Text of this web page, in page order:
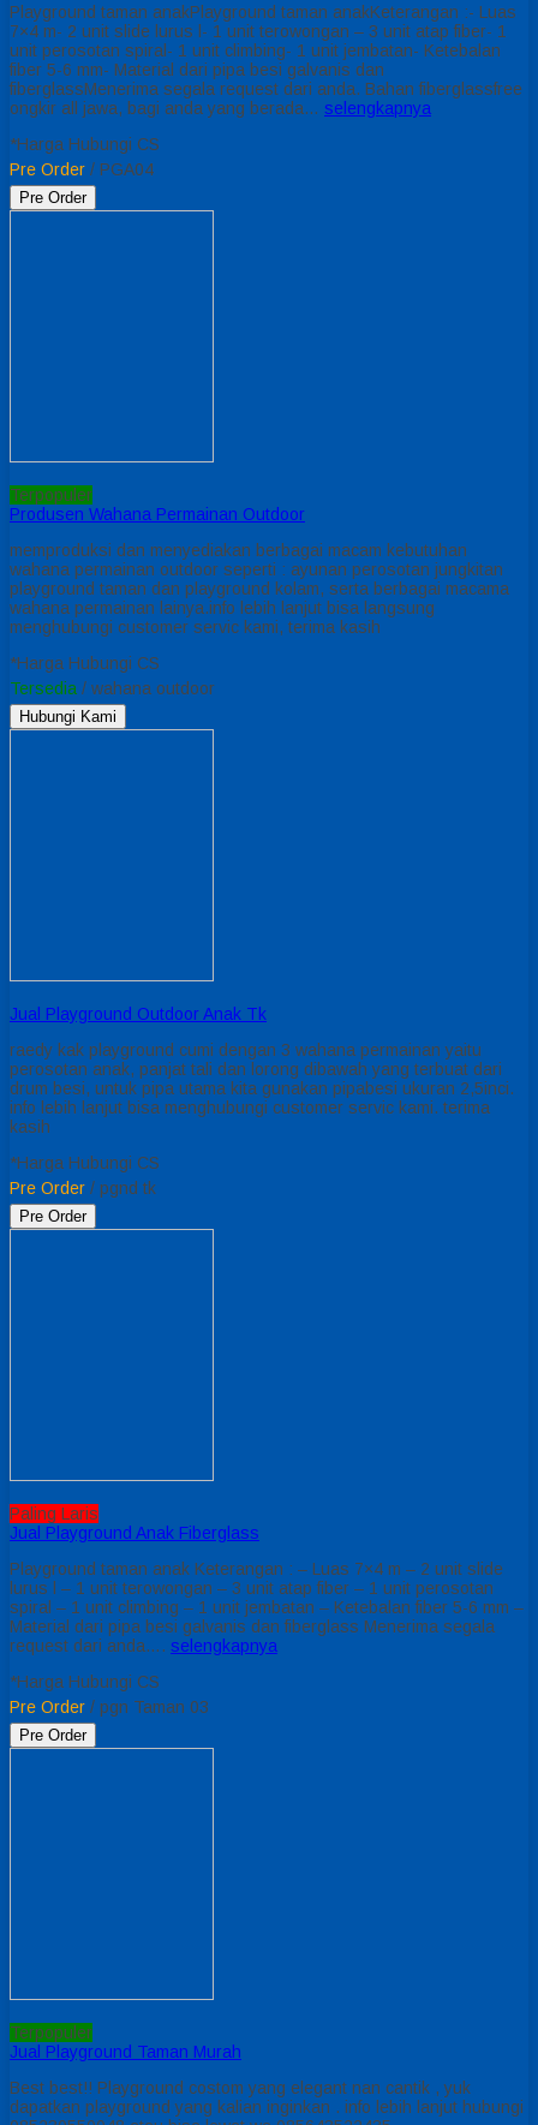
Playground taman anakPlayground taman anakKeterangan :- Luas
7×4 m- 2 unit slide lurus l- 1 unit terowongan – 3 unit atap fiber- 1
unit perosotan spiral- 1 unit climbing- 1 unit jembatan- Ketebalan
fiber 5-6 mm- Material dari pipa besi galvanis dan
fiberglassMenerima segala request dari anda. Bahan fiberglassfree
ongkir all jawa, bagi anda yang berada… selengkapnya
*Harga Hubungi CS
Pre Order / PGA04
Pre Order
Terpopuler
Produsen Wahana Permainan Outdoor
memproduksi dan menyediakan berbagai macam kebutuhan
wahana permainan outdoor seperti : ayunan perosotan jungkitan
playground taman dan playground kolam, serta berbagai macama
wahana permainan lainya.info lebih lanjut bisa langsung
menghubungi customer servic kami, terima kasih
*Harga Hubungi CS
Tersedia / wahana outdoor
Hubungi Kami
Jual Playground Outdoor Anak Tk
raedy kak playground cumi dengan 3 wahana permainan yaitu
perosotan anak, panjat tali dan lorong dibawah yang terbuat dari
drum besi, untuk pipa utama kita gunakan pipabesi ukuran 2,5inci.
info lebih lanjut bisa menghubungi customer servic kami. terima
kasih
*Harga Hubungi CS
Pre Order / pgnd tk
Pre Order
Paling Laris
Jual Playground Anak Fiberglass
Playground taman anak Keterangan : – Luas 7×4 m – 2 unit slide
lurus l – 1 unit terowongan – 3 unit atap fiber – 1 unit perosotan
spiral – 1 unit climbing – 1 unit jembatan – Ketebalan fiber 5-6 mm –
Material dari pipa besi galvanis dan fiberglass Menerima segala
request dari anda…. selengkapnya
*Harga Hubungi CS
Pre Order / pgn Taman 03
Pre Order
Terpopuler
Jual Playground Taman Murah
Best best!! Playground costom yang elegant nan cantik , yuk
dapatkan playground yang kalian inginkan . info lebih lanjut hubungi